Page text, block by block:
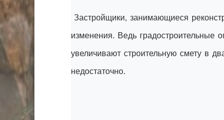
Застройщики, занимающиеся
изменения. Ведь градостроительные
увеличивают строительную смету в
недостаточно.